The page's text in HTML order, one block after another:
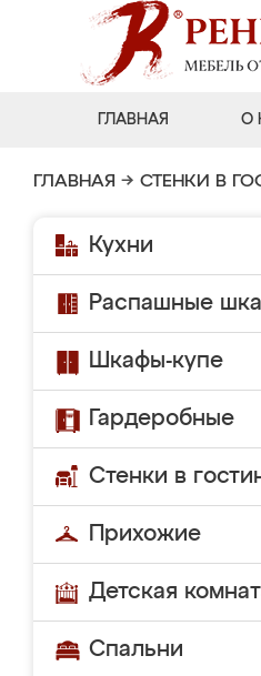
ГЛАВНАЯ О
ГЛАВНАЯ → СТЕНКИ В
Кухни
Распашные
Шкафы-купе
Гардеробные
Стенки в
Прихожие
Детская
Спальни